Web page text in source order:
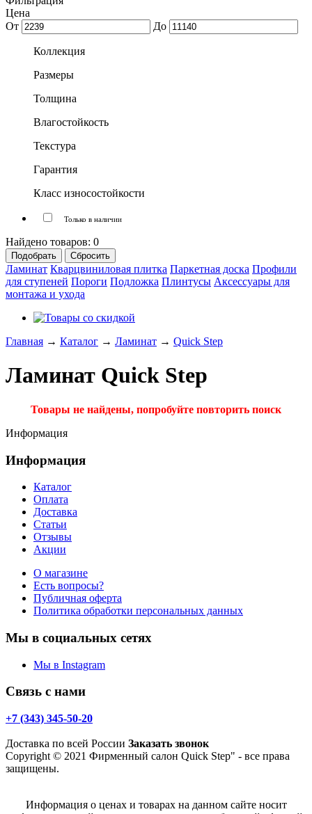
Цена
От
До
Коллекция
Размеры
Толщина
Влагостойкость
Текстура
Гарантия
Класс износостойкости
Только в наличии
Найдено товаров: 0
Ламинат Кварцвиниловая плитка Паркетная доска Профили
для ступеней Пороги Подложка Плинтусы Аксессуары для
монтажа и ухода
Главная → Каталог → Ламинат → Quick Step
Ламинат Quick Step
Товары не найдены, попробуйте повторить поиск
Информация
Информация
Каталог
Оплата
Доставка
Статьи
Отзывы
Акции
О магазине
Есть вопросы?
Публичная оферта
Политика обработки персональных данных
Мы в социальных сетях
Мы в Instagram
Связь с нами
+7 (343) 345-50-20
Доставка по всей России Заказать звонок
Copyright © 2021 Фирменный салон Quick Step" - все права
защищены.
Информация о ценах и товарах на данном сайте носит